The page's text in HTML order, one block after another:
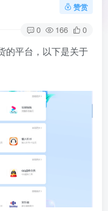
赞赏
0 166 0
的平台，以下是关于